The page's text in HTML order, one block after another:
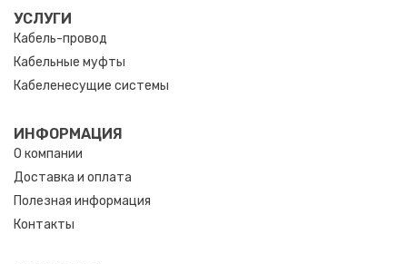
УСЛУГИ
Кабель-провод
Кабельные муфты
Кабеленесущие системы
ИНФОРМАЦИЯ
О компании
Доставка и оплата
Полезная информация
Контакты